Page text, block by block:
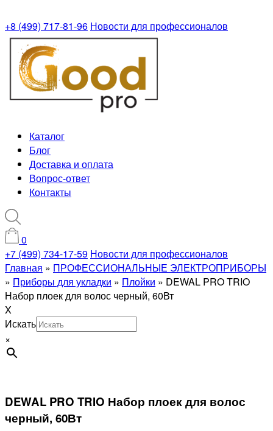
+8 (499) 717-81-96 Новости для профессионалов
Каталог
Блог
Доставка и оплата
Вопрос-ответ
Контакты
0
+7 (499) 734-17-59 Новости для профессионалов
Главная » ПРОФЕССИОНАЛЬНЫЕ ЭЛЕКТРОПРИБОРЫ
» Приборы для укладки » Плойки » DEWAL PRO TRIO
Набор плоек для волос черный, 60Вт
X
Искать
×
DEWAL PRO TRIO Набор плоек для волос
черный, 60Вт